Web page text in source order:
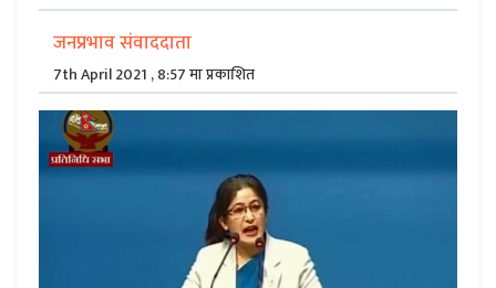
जनप्रभाव संवाददाता
7th April 2021 , 8:57 मा प्रकाशित